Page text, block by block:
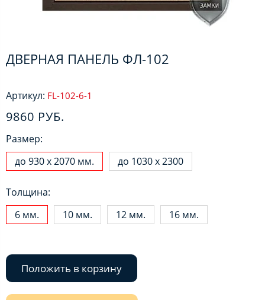
ДВЕРНАЯ ПАНЕЛЬ ФЛ-102
Артикул: FL-102-6-1
9860 РУБ.
Размер:
до 930 х 2070 мм.
до 1030 х 2300
Толщина:
6 мм.
10 мм. 12 мм. 16 мм.
Положить в корзину